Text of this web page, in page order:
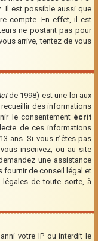
Il est possible aussi que
compte. En effet, il est
ne postant pas pour
arrive, tentez de vous
de 1998) est une loi aux
des informations
le consentement écrit
de ces informations
ans. Si vous n’êtes pas
inscrivez, ou au site
une assistance
fournir de conseil légal et
de toute sorte, à
votre IP ou interdit le